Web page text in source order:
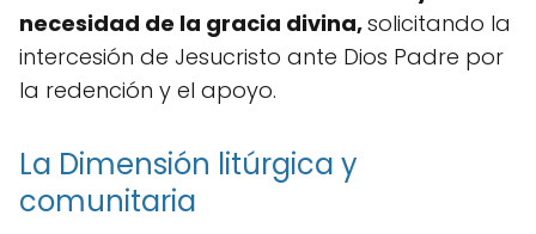
necesidad de la gracia divina,solicitando la
intercesión de Jesucristo ante Dios Padre por
la redención y el apoyo.
La Dimensión litúrgica y
comunitaria